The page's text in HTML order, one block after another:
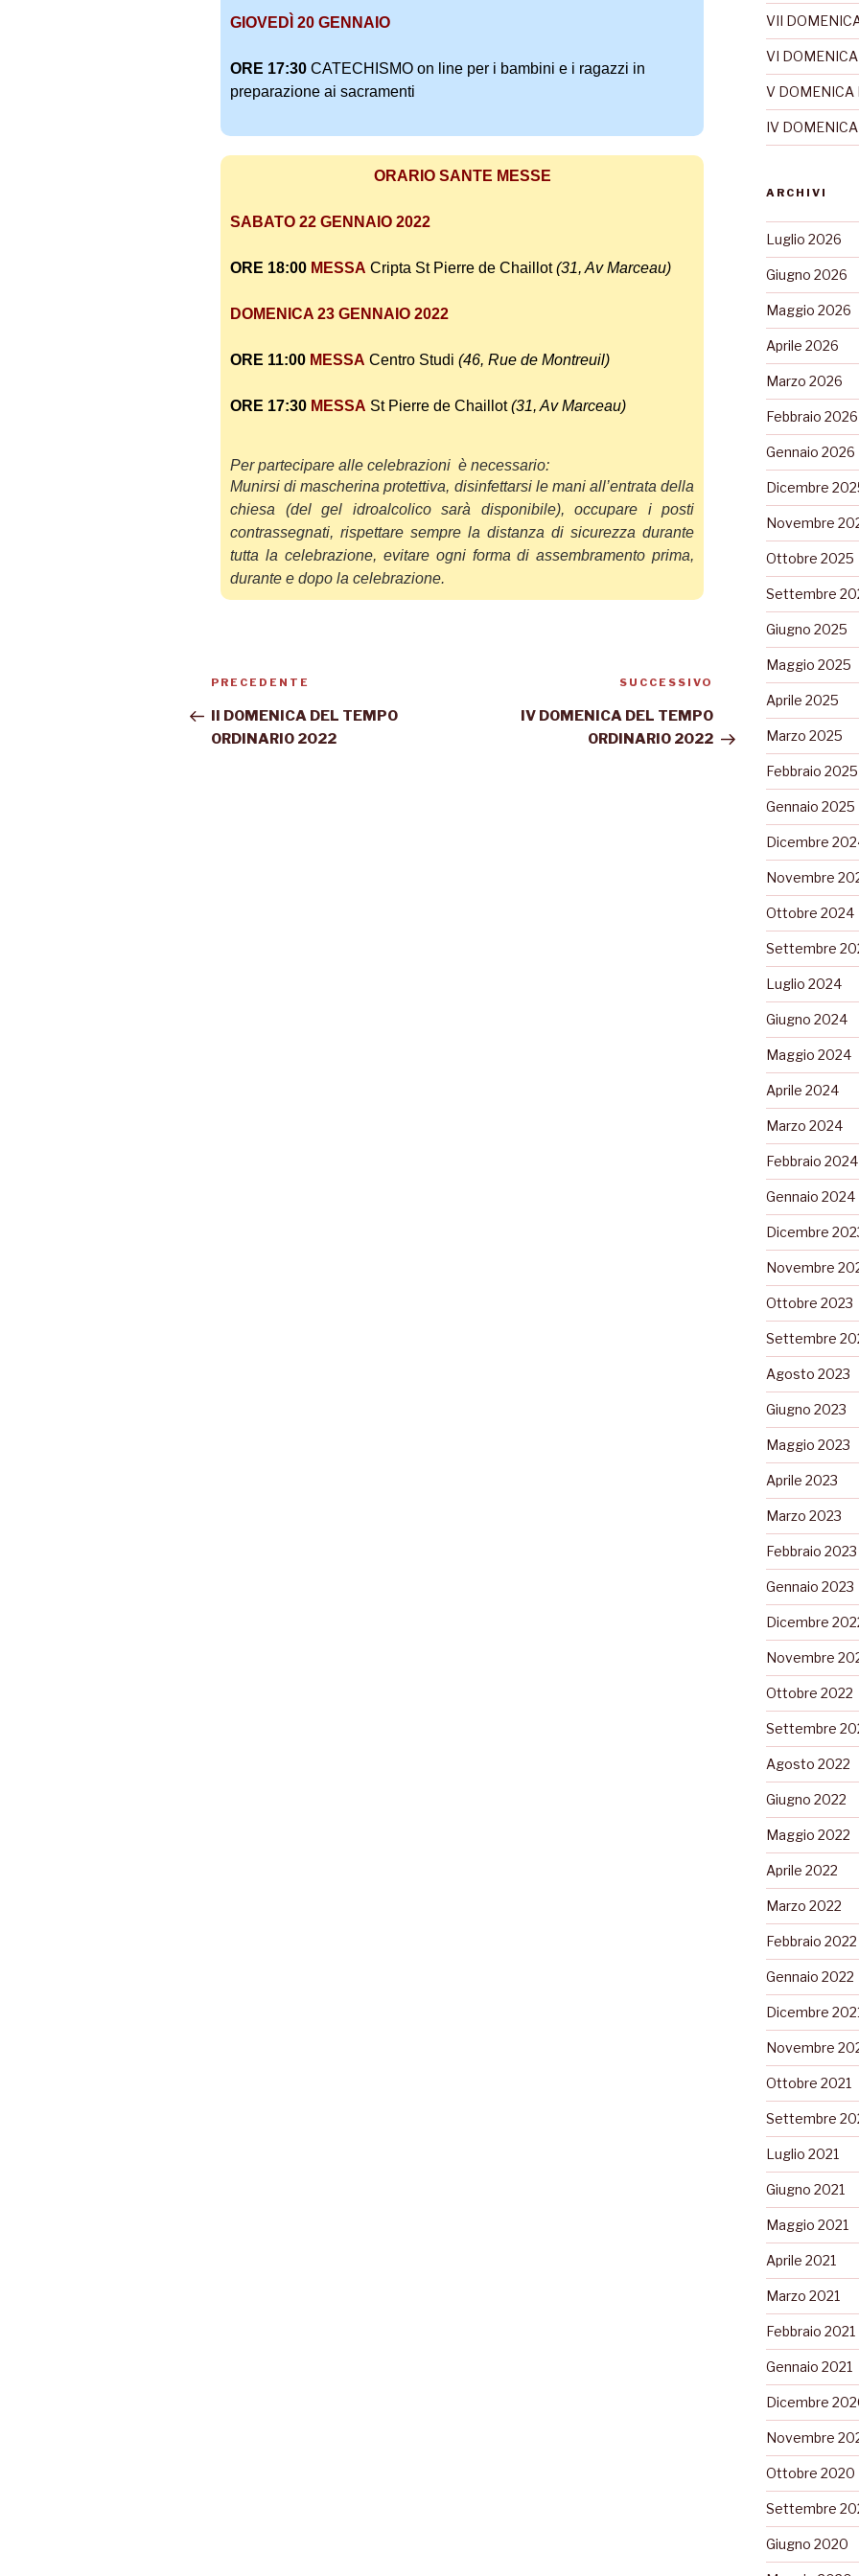
GIOVEDÌ 20 GENNAIO
ORE 17:30 CATECHISMO on line per i bambini e i ragazzi in
preparazione ai sacramenti
ORARIO SANTE MESSE
SABATO 22 GENNAIO 2022
ORE 18:00 MESSA Cripta St Pierre de Chaillot(31, Av Marceau)
DOMENICA 23 GENNAIO 2022
ORE 11:00 MESSA Centro Studi (46, Rue de Montreuil)
ORE 17:30 MESSA St Pierre de Chaillot(31, Av Marceau)
Per partecipare alle celebrazioni è necessario:
Munirsi di mascherina protettiva, disinfettarsi le mani all’entrata della
chiesa (del gel idroalcolico sarà disponibile),occupare i posti
contrassegnati,rispettare sempre la distanza disicurezza durante
tutta la celebrazione, evitare ogni forma di assembramento prima,
durante e dopo la celebrazione.
PRECEDENTE
II DOMENICA DEL TEMPO
ORDINARIO 2022
SUCCESSIVO
IV DOMENICA DEL TEMPO
ORDINARIO 2022
VII
VI
V DOMENICA
IV
ARCHIVI
Luglio 2026
Giugno 2026
Maggio 2026
Aprile 2026
Marzo 2026
Febbraio 2026
Gennaio 2026
Dicembre
Novembre
Ottobre 2025
Settembre
Giugno 2025
Maggio 2025
Aprile 2025
Marzo 2025
Febbraio 2025
Gennaio 2025
Dicembre
Novembre
Ottobre 2024
Settembre
Luglio 2024
Giugno 2024
Maggio 2024
Aprile 2024
Marzo 2024
Febbraio 2024
Gennaio 2024
Dicembre
Novembre
Ottobre 2023
Settembre
Agosto 2023
Giugno 2023
Maggio 2023
Aprile 2023
Marzo 2023
Febbraio 2023
Gennaio 2023
Dicembre
Novembre
Ottobre 2022
Settembre
Agosto 2022
Giugno 2022
Maggio 2022
Aprile 2022
Marzo 2022
Febbraio 2022
Gennaio 2022
Dicembre
Novembre
Ottobre 2021
Settembre
Luglio 2021
Giugno 2021
Maggio 2021
Aprile 2021
Marzo 2021
Febbraio 2021
Gennaio 2021
Dicembre
Novembre
Ottobre 2020
Settembre
Giugno 2020